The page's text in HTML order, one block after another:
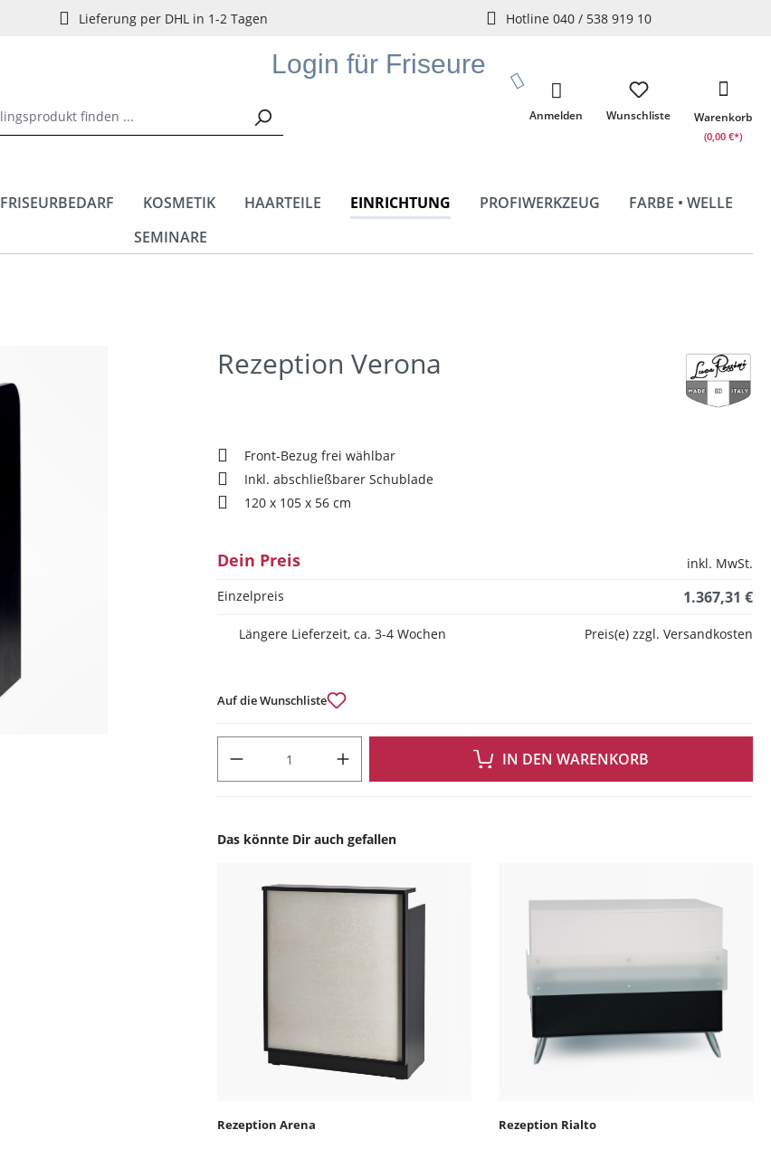
Lieferung per DHL in 1-2 Tagen Hotline 040 / 538 919 10
Login für Friseure
Wunschliste
Anmelden Warenkorb
(0,00 €*)
FRISEURBEDARF KOSMETIK HAARTEILE EINRICHTUNG PROFIWERKZEUG
FARBE • WELLE
SEMINARE
Rezeption Verona
Front-Bezug frei wählbar
Inkl. abschließbarer Schublade
120 x 105 x 56 cm
Dein Preis
inkl. MwSt.
Einzelpreis
1.367,31 €
Längere Lieferzeit, ca. 3-4 Wochen Preis(e) zzgl. Versandkosten
Auf die Wunschliste
IN DEN WARENKORB
Das könnte Dir auch gefallen
Rezeption Arena Rezeption Rialto